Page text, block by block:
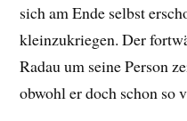
sich am Ende selbst
kleinzukriegen. Der
Radau um seine Person
obwohl er doch schon so